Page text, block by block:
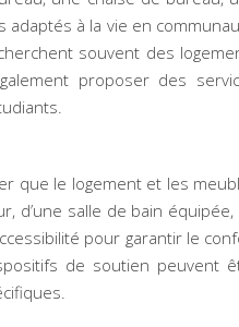
à la vie en
souvent des
proposer des
que le logement et les
d’une salle de bain équipée,
pour garantir le
de soutien peuvent